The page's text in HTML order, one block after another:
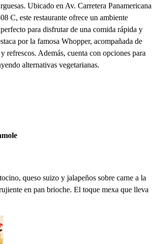
Ubicado en Av. Carretera Panamericana
C, este restaurante ofrece un ambiente
para disfrutar de una comida rápida y
por la famosa Whopper, acompañada de
refrescos. Además, cuenta con opciones para
alternativas vegetarianas.
queso suizo y jalapeños sobre carne a la
en pan brioche. El toque mexa que lleva